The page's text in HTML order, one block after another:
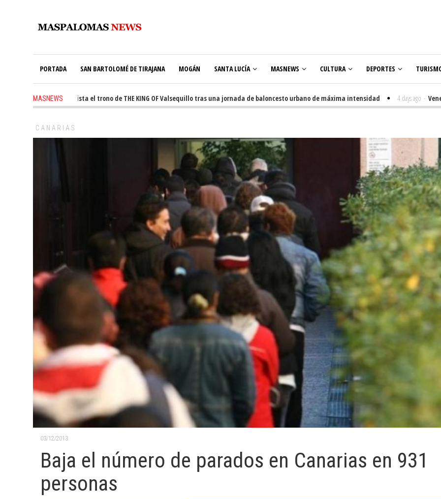
PORTADA SAN BARTOLOMÉ DE TIRAJANA MOGÁN SANTA LUCÍA MASNEWS CULTURA DEPORTES
MASNEWS
Ale Martín conquista el trono de THE KING OF Valsequillo tras una jornada de baloncesto urbano de máxima intensidad 4 days ago - Veneguera
CANARIAS
03/12/2013
Baja el número de parados en Canarias en 931
personas